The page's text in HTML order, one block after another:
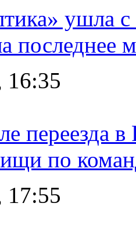
ушла с
последнее
16:35
переезда
по
17:55